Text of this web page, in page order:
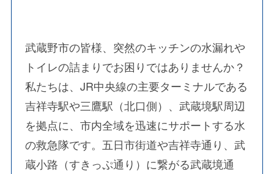
武蔵野市の皆様、突然のキッチンの水漏れや
トイレの詰まりでお困りではありませんか？
私たちは、JR中央線の主要ターミナルである
吉祥寺駅や三鷹駅（北口側）、武蔵境駅周辺
を拠点に、市内全域を迅速にサポートする水
の救急隊です。五日市街道や吉祥寺通り、武
蔵小路（すきっぷ通り）に繋がる武蔵境通